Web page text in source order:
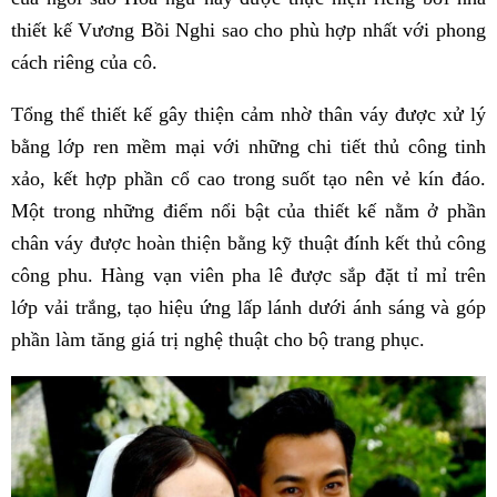
thiết kế Vương Bồi Nghi sao cho phù hợp nhất với phong
cách riêng của cô.
Tổng thể thiết kế gây thiện cảm nhờ thân váy được xử lý
bằng lớp ren mềm mại với những chi tiết thủ công tinh
xảo, kết hợp phần cổ cao trong suốt tạo nên vẻ kín đáo.
Một trong những điểm nổi bật của thiết kế nằm ở phần
chân váy được hoàn thiện bằng kỹ thuật đính kết thủ công
công phu. Hàng vạn viên pha lê được sắp đặt tỉ mỉ trên
lớp vải trắng, tạo hiệu ứng lấp lánh dưới ánh sáng và góp
phần làm tăng giá trị nghệ thuật cho bộ trang phục.